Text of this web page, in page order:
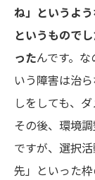
ね」というよ
というものでし
ったんです。
いう障害は治
しをしても、
その後、環境
ですが、選択
先」といった枠